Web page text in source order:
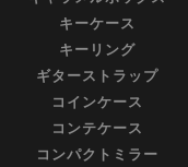
キーケース
キーリング
ギターストラップ
コインケース
コンテケース
コンパクトミラー